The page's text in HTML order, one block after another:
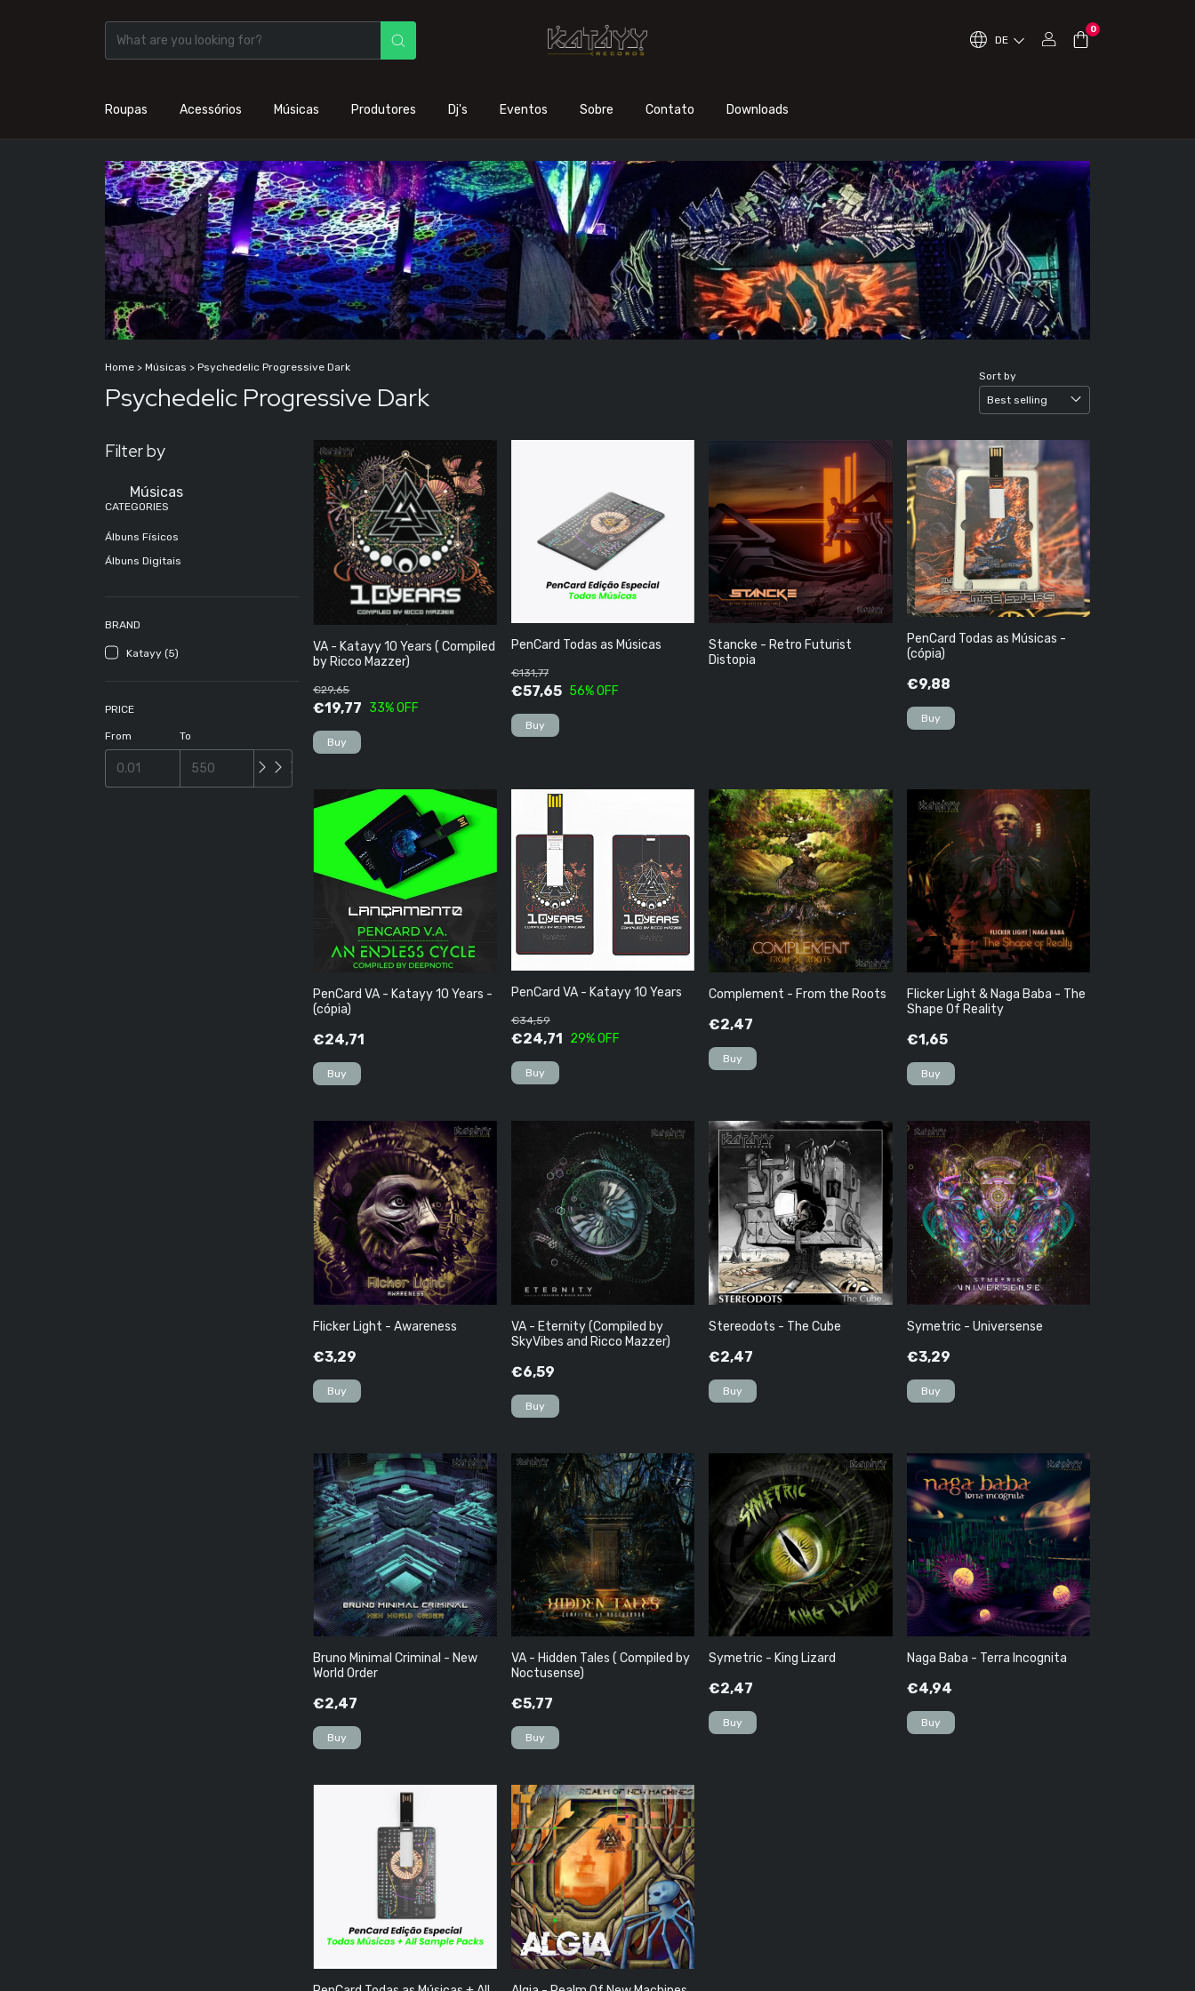
DE
0
Roupas Acessórios Músicas Produtores Dj's Eventos Sobre Contato Downloads
Home > Músicas > Psychedelic Progressive Dark
Psychedelic Progressive Dark
Sort by
Filter by
Músicas
CATEGORIES
Álbuns Físicos
Álbuns Digitais
BRAND
Katayy (5)
PRICE
From To
VA - Katayy 10 Years ( Compiled
by Ricco Mazzer)
€19,77
€29,65
33% OFF
PenCard Todas as Músicas
€57,65
€131,77
56% OFF
Stancke - Retro Futurist
Distopia
PenCard Todas as Músicas -
(cópia)
€9,88
PenCard VA - Katayy 10 Years -
(cópia)
€24,71
PenCard VA - Katayy 10 Years
€24,71
€34,59
29% OFF
Complement - From the Roots
€2,47
Flicker Light & Naga Baba - The
Shape Of Reality
€1,65
Flicker Light - Awareness
€3,29
VA - Eternity (Compiled by
SkyVibes and Ricco Mazzer)
€6,59
Stereodots - The Cube
€2,47
Symetric - Universense
€3,29
Bruno Minimal Criminal - New
World Order
€2,47
VA - Hidden Tales ( Compiled by
Noctusense)
€5,77
Symetric - King Lizard
€2,47
Naga Baba - Terra Incognita
€4,94